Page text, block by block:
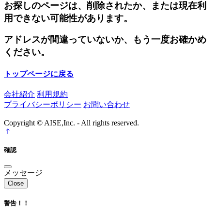
お探しのページは、削除されたか、または現在利
用できない可能性があります。
アドレスが間違っていないか、もう一度お確かめ
ください。
トップページに戻る
会社紹介 利用規約
プライバシーポリシー お問い合わせ
Copyright © AISE,Inc. - All rights reserved.
確認
メッセージ
Close
警告！！